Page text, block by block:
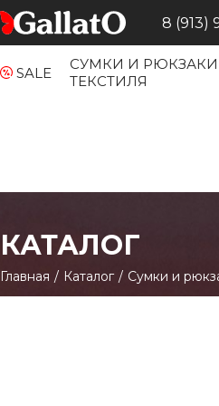
8 (913)
SALE
СУМКИ И РЮКЗАКИ
ТЕКСТИЛЯ
КАТАЛОГ
Главная / Каталог / Сумки и